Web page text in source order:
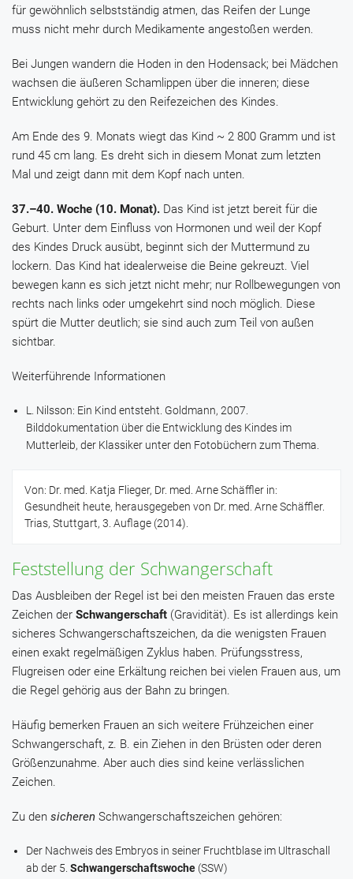
für gewöhnlich selbstständig atmen, das Reifen der Lunge
muss nicht mehr durch Medikamente angestoßen werden.
Bei Jungen wandern die Hoden in den Hodensack; bei Mädchen
wachsen die äußeren Schamlippen über die inneren; diese
Entwicklung gehört zu den Reifezeichen des Kindes.
Am Ende des 9. Monats wiegt das Kind ~ 2 800 Gramm und ist
rund 45 cm lang. Es dreht sich in diesem Monat zum letzten
Mal und zeigt dann mit dem Kopf nach unten.
37.–40. Woche (10. Monat). Das Kind ist jetzt bereit für die
Geburt. Unter dem Einfluss von Hormonen und weil der Kopf
des Kindes Druck ausübt, beginnt sich der Muttermund zu
lockern. Das Kind hat idealerweise die Beine gekreuzt. Viel
bewegen kann es sich jetzt nicht mehr; nur Rollbewegungen von
rechts nach links oder umgekehrt sind noch möglich. Diese
spürt die Mutter deutlich; sie sind auch zum Teil von außen
sichtbar.
Weiterführende Informationen
L. Nilsson: Ein Kind entsteht. Goldmann, 2007.
Bilddokumentation über die Entwicklung des Kindes im
Mutterleib, der Klassiker unter den Fotobüchern zum Thema.
Von: Dr. med. Katja Flieger, Dr. med. Arne Schäffler in:
Gesundheit heute, herausgegeben von Dr. med. Arne Schäffler.
Trias, Stuttgart, 3. Auflage (2014).
Feststellung der Schwangerschaft
Das Ausbleiben der Regel ist bei den meisten Frauen das erste
Zeichen der Schwangerschaft (Gravidität). Es ist allerdings kein
sicheres Schwangerschaftszeichen, da die wenigsten Frauen
einen exakt regelmäßigen Zyklus haben. Prüfungsstress,
Flugreisen oder eine Erkältung reichen bei vielen Frauen aus, um
die Regel gehörig aus der Bahn zu bringen.
Häufig bemerken Frauen an sich weitere Frühzeichen einer
Schwangerschaft, z. B. ein Ziehen in den Brüsten oder deren
Größenzunahme. Aber auch dies sind keine verlässlichen
Zeichen.
Zu den sicheren Schwangerschaftszeichen gehören:
Der Nachweis des Embryos in seiner Fruchtblase im Ultraschall
ab der 5. Schwangerschaftswoche(SSW)